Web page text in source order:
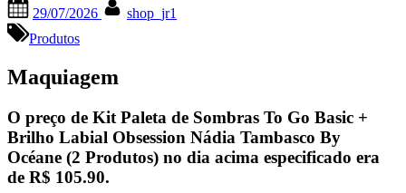
on
29/07/2026
shop_jr1
Produtos
Maquiagem
O preço de Kit Paleta de Sombras To Go Basic +
Brilho Labial Obsession Nádia Tambasco By
Océane (2 Produtos) no dia acima especificado era
de R$ 105.90.